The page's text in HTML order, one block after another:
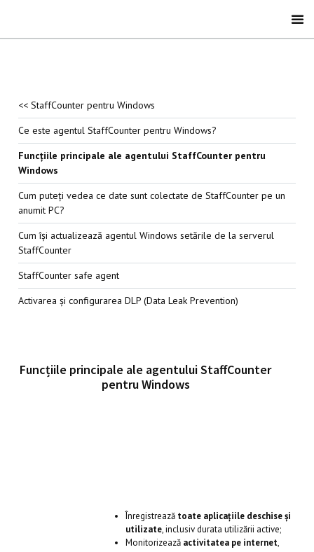
<< StaffCounter pentru Windows
Ce este agentul StaffCounter pentru Windows?
Funcțiile principale ale agentului StaffCounter pentru
Windows
Cum puteți vedea ce date sunt colectate de StaffCounter pe un
anumit PC?
Cum își actualizează agentul Windows setările de la serverul
StaffCounter
StaffCounter safe agent
Activarea și configurarea DLP (Data Leak Prevention)
Funcțiile principale ale agentului StaffCounter
pentru Windows
Înregistrează toate aplicațiile deschise și
utilizate, inclusiv durata utilizării active;
Monitorizează activitatea pe internet,